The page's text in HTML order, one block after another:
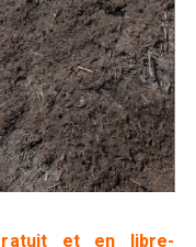
et en libre-